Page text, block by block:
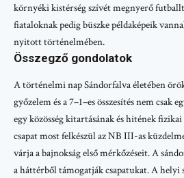
környéki kistérség szívét megnyerő
fiataloknak pedig büszke példaképeik
nyitott történelmében.
Összegző gondolatok
A történelmi nap Sándorfalva életében
győzelem és a 7–1–es összesítés nem csak
egy közösség kitartásának és hitének
csapat most felkészül az NB III-as
várja a bajnokság első mérkőzéseit. A
a háttérből támogatják csapatukat. A